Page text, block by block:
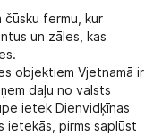
čūsku fermu, kur
un zāles, kas
objektiem Vjetnamā ir
daļu no valsts
ietek Dienvidķīnas
ietekās, pirms saplūst